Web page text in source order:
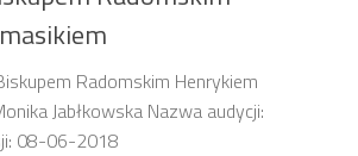
Radomskim Henrykiem
Jabłkowska Nazwa audycji:
08-06-2018